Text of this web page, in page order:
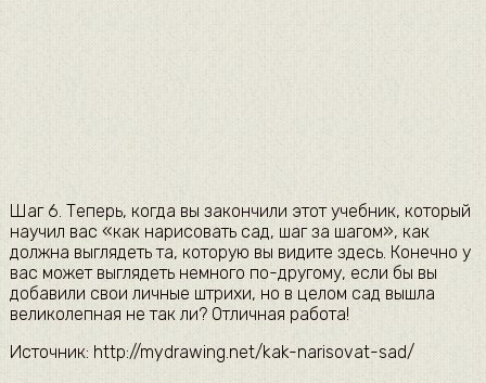
Шаг 6. Теперь, когда вы закончили этот учебник, который
научил вас «как нарисовать сад, шаг за шагом», как
должна выглядеть та, которую вы видите здесь. Конечно у
вас может выглядеть немного по-другому, если бы вы
добавили свои личные штрихи, но в целом сад вышла
великолепная не так ли? Отличная работа!
Источник: http://mydrawing.net/kak-narisovat-sad/